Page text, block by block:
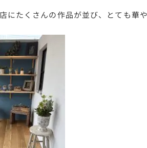
にたくさんの作品が並び、とても華